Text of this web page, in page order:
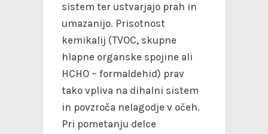
sistem ter ustvarjajo prah in
umazanijo. Prisotnost
kemikalij (TVOC, skupne
hlapne organske spojine ali
HCHO – formaldehid) prav
tako vpliva na dihalni sistem
in povzroča nelagodje v očeh.
Pri pometanju delce